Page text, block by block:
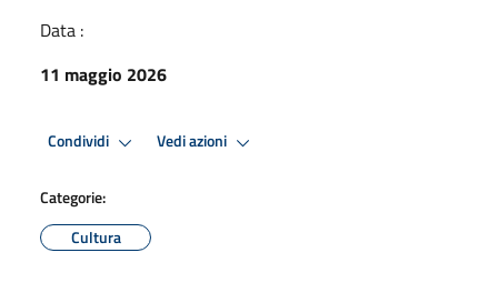
Data :
11 maggio 2026
Condividi Vedi azioni
Categorie:
Cultura